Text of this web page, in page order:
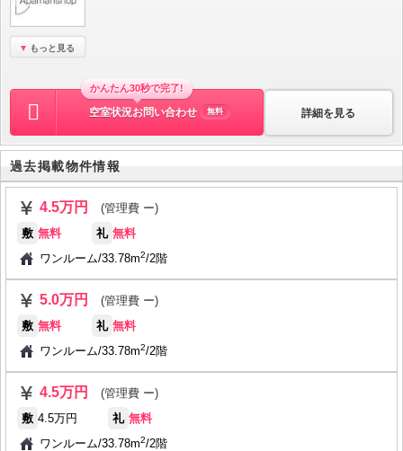
もっと見る
詳細を見る
かんたん30秒で完了!
空室状況お問い合わせ 無料
過去掲載物件情報
4.5万円
(管理費 ー)
敷 無料 礼 無料
ワンルーム/33.78m2/2階
5.0万円
(管理費 ー)
敷 無料 礼 無料
ワンルーム/33.78m2/2階
4.5万円
(管理費 ー)
敷 4.5万円 礼 無料
ワンルーム/33.78m2/2階